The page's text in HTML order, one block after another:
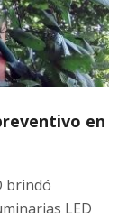
en
brindó
LED